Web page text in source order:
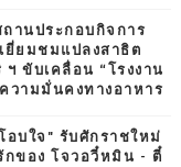
านประกอบกิจการ
ยี่ยมชมแปลงสาธิต
ขับเคลื่อน “โรงงาน
วามมั่นคงทางอาหาร
อบใจ" รับศักราชใหม่
กของ โจวอวี๋หมิน - ตี๋